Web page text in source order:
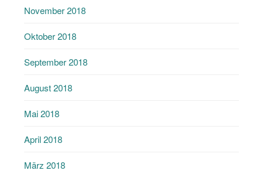
November 2018
Oktober 2018
September 2018
August 2018
Mai 2018
April 2018
März 2018